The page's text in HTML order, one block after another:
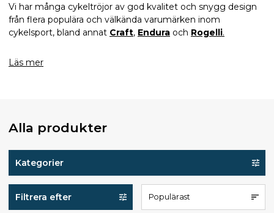
Vi har många cykeltröjor av god kvalitet och snygg design
från flera populära och välkända varumärken inom
cykelsport, bland annat Craft, Endura och Rogelli.
Läs mer
Alla produkter
Kategorier
Filtrera efter Populärast